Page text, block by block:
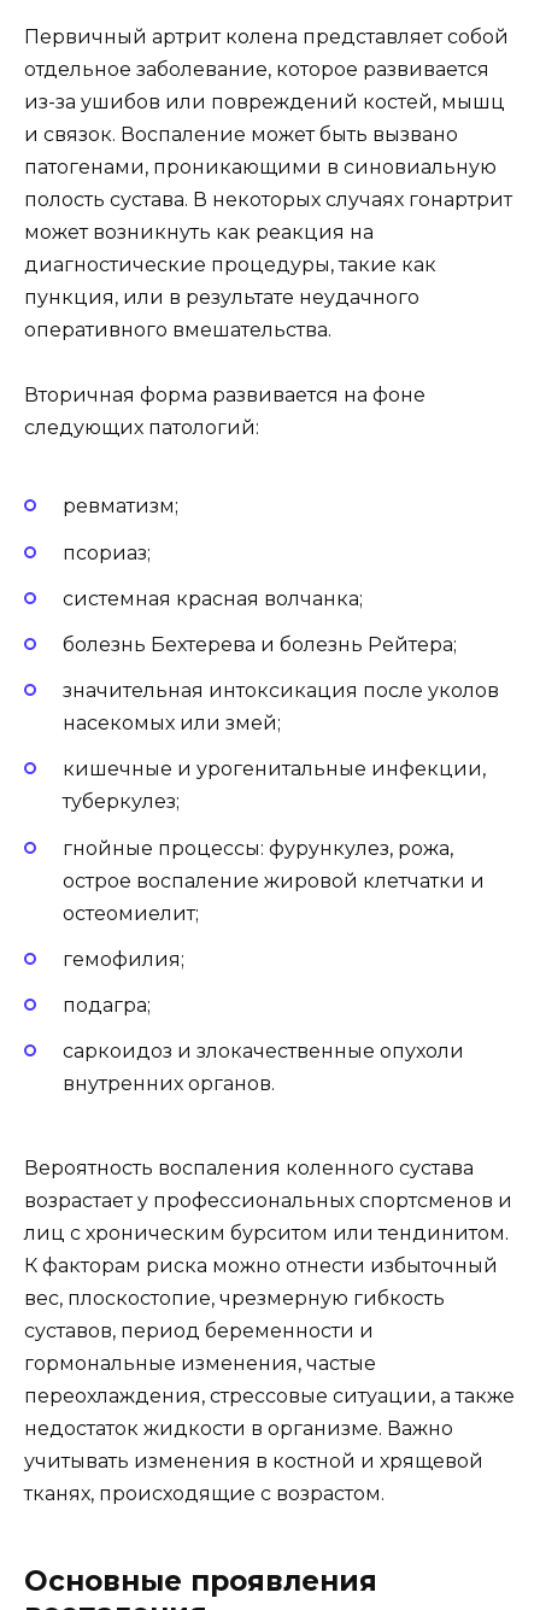
Первичный артрит колена представляет собой
отдельное заболевание, которое развивается
из-за ушибов или повреждений костей, мышц
и связок. Воспаление может быть вызвано
патогенами, проникающими в синовиальную
полость сустава. В некоторых случаях гонартрит
может возникнуть как реакция на
диагностические процедуры, такие как
пункция, или в результате неудачного
оперативного вмешательства.
Вторичная форма развивается на фоне
следующих патологий:
ревматизм;
псориаз;
системная красная волчанка;
болезнь Бехтерева и болезнь Рейтера;
значительная интоксикация после уколов
насекомых или змей;
кишечные и урогенитальные инфекции,
туберкулез;
гнойные процессы: фурункулез, рожа,
острое воспаление жировой клетчатки и
остеомиелит;
гемофилия;
подагра;
саркоидоз и злокачественные опухоли
внутренних органов.
Вероятность воспаления коленного сустава
возрастает у профессиональных спортсменов и
лиц с хроническим бурситом или тендинитом.
К факторам риска можно отнести избыточный
вес, плоскостопие, чрезмерную гибкость
суставов, период беременности и
гормональные изменения, частые
переохлаждения, стрессовые ситуации, а также
недостаток жидкости в организме. Важно
учитывать изменения в костной и хрящевой
тканях, происходящие с возрастом.
Основные проявления